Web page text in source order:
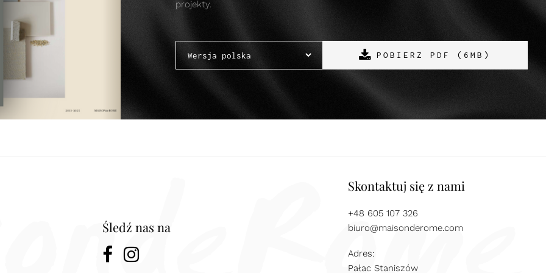
projekty.
POBIERZ PDF (6MB)
Śledź nas na
Skontaktuj się z nami
+48 605 107 326
biuro@maisonderome.com
Adres:
Pałac Staniszów